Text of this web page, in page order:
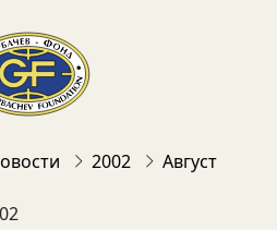
2002 Август